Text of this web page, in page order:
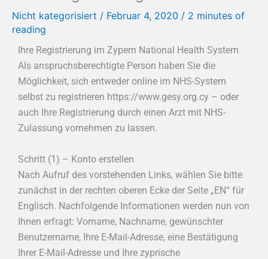
Nicht kategorisiert / Februar 4, 2020 / 2 minutes of
reading
Ihre Registrierung im Zypern National Health System
Als anspruchsberechtigte Person haben Sie die
Möglichkeit, sich entweder online im NHS-System
selbst zu registrieren https://www.gesy.org.cy – oder
auch Ihre Registrierung durch einen Arzt mit NHS-
Zulassung vornehmen zu lassen.
Schritt (1) – Konto erstellen
Nach Aufruf des vorstehenden Links, wählen Sie bitte
zunächst in der rechten oberen Ecke der Seite „EN“ für
Englisch. Nachfolgende Informationen werden nun von
Ihnen erfragt: Vorname, Nachname, gewünschter
Benutzername, Ihre E-Mail-Adresse, eine Bestätigung
Ihrer E-Mail-Adresse und Ihre zyprische